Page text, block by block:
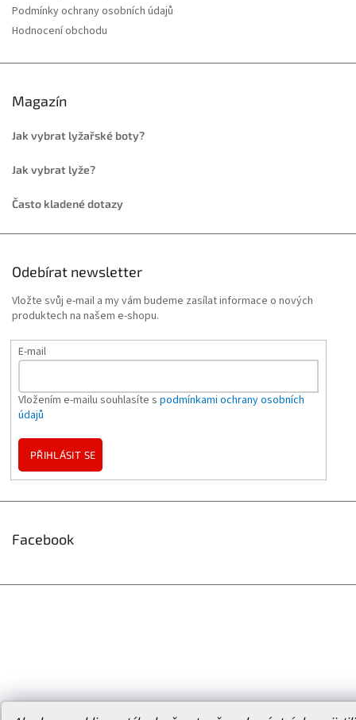
Podmínky ochrany osobních údajů
Hodnocení obchodu
Magazín
Jak vybrat lyžařské boty?
Jak vybrat lyže?
Často kladené dotazy
Odebírat newsletter
Vložte svůj e-mail a my vám budeme zasílat informace o nových
produktech na našem e-shopu.
E-mail
Vložením e-mailu souhlasíte s podmínkami ochrany osobních
údajů
PŘIHLÁSIT SE
Facebook